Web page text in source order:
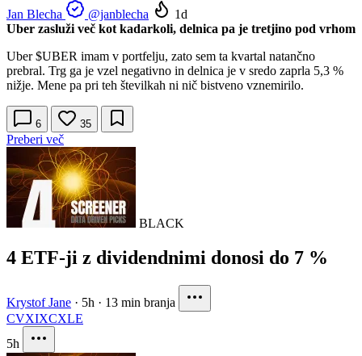
Jan Blecha
@janblecha
1d
Uber zasluži več kot kadarkoli, delnica pa je tretjino pod vrhom
Uber$UBER imam v portfelju, zato sem ta kvartal natančno
prebral. Trg ga je vzel negativno in delnica je v sredo zaprla 5,3 %
nižje. Mene pa pri teh številkah ni nič bistveno vznemirilo.
6 35
Preberi več
BLACK
4 ETF-ji z dividendnimi donosi do 7 %
Krystof Jane · 5h · 13 min branja
CVXIXCXLE
5h